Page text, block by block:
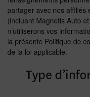
partager avec nos affiliés
(incluant Magnetis Auto et
n’utiliserons vos
la présente Politique de
de la loi applicable.
Type